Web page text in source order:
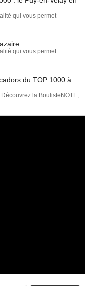
qui vous permet
qui vous permet
du TOP 1000 à
la BoulisteNOTE,